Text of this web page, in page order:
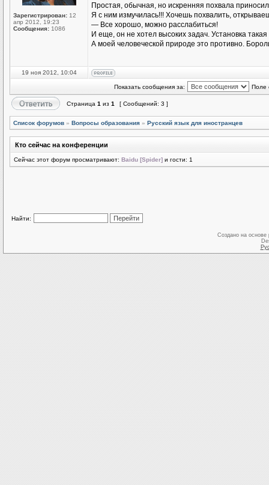
Зарегистрирован: 12
апр 2012, 19:23
Сообщения: 1086
Простая, обычная, но искренняя похвала
Я с ним измучилась!!! Хочешь похвалить,
— Все хорошо, можно расслабиться!
И еще, он не хотел высоких задач. Установка
А моей человеческой природе это противно.
19 ноя 2012, 10:04
Показать сообщения за: Поле
Страница 1 из 1 [ Сообщений: 3 ]
Список форумов » Вопросы образования » Русский язык для иностранцев
Кто сейчас на конференции
Сейчас этот форум просматривают: Baidu [Spider] и гости: 1
Найти:
Создано на основе